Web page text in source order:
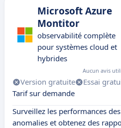
Microsoft Azure
Montitor
observabilité complète
pour systèmes cloud et
hybrides
Aucun avis
Version gratuite Essai
Tarif sur demande
Surveillez les performances
anomalies et obtenez des